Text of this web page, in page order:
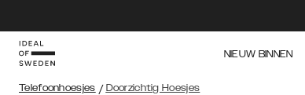
NIEUW BINNEN
Telefoonhoesjes / Doorzichtig Hoesjes